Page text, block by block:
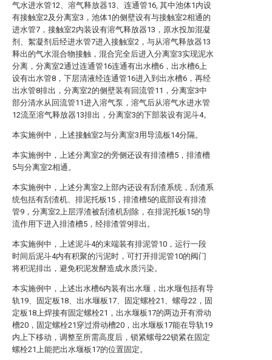
气水进水管12、溶气释放器13、连通管16, 其中池体1内设
有接触室2及分离室3，池体1的侧壁设有与接触室2相通的
进水管7，接触室2内装设有溶气释放器13，原水投加混凝
剂、絮凝剂后经进水管7进入接触室2，与从溶气释放器13
释出的气水混合物接触，混合完全后进入分离室3实现泥水
分离，分离室2通过连通管16连通有出水槽6，出水槽6上
设有出水管8，下层清液经连通管16进入到出水槽6，再经
出水管8排出，分离室2的侧壁装有回流管11，分离室3中
部分清水从回流管11进入溶气泵，溶气后从溶气水进水管
12流至溶气释放器13排出，分离室3的下部装设有泥斗4。
本实施例中，上述接触室2与分离室3用导流板14分隔。
本实施例中，上述分离室2的旁侧还设有排渣槽5，排渣槽
5与分离室2相通。
本实施例中，上述分离室2上部内还设有刮渣系统，刮渣系
统包括有刮渣机、排泥托板15，排渣槽5的底部设有排渣
管9，分离室2上层浮渣被刮渣机刮除，在排泥托板15的导
流作用下进入排渣槽5，经排渣管9排出。
本实施例中，上述泥斗4的末端装有排泥管10，运行一段
时间后泥斗4内有积聚的污泥时，可打开排泥管10的阀门
将积泥排出，避免积泥发酵造成水质污染。
本实施例中，上述出水槽6内装有出水堰，出水堰包括有导
轨19、固定板18、出水堰板17、固定螺栓21、螺母22，固
定板18上焊接有固定螺栓21，出水堰板17的两边开有滑动
槽20，固定螺栓21穿过滑动槽20，出水堰板17能在导轨19
内上下移动，调整至所需高度后，锁紧螺母22锁紧在固定
螺栓21上能把出水堰板17的位置固定。